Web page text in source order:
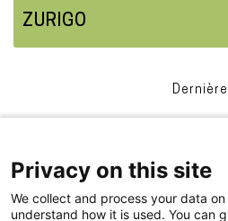
ZURIGO
Privacy on this site
We collect and process your data
understand how it is used. You can